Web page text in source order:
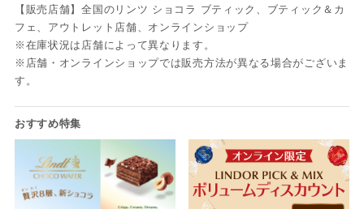
【販売店舗】全国のリンツ ショコラ ブティック、ブティック＆カ
フェ、アウトレット店舗、オンラインショップ
※在庫状況は店舗によって異なります。
※店舗・オンラインショップでは販売方法が異なる場合がございま
す。